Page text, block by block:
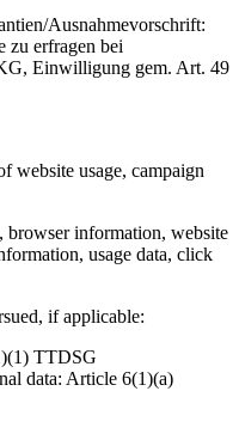
Ausnahmevorschrift:
zu erfragen bei
, Einwilligung gem. Art. 49
website usage, campaign
browser information, website
usage data, click
if applicable:
TTDSG
data: Article 6(1)(a)